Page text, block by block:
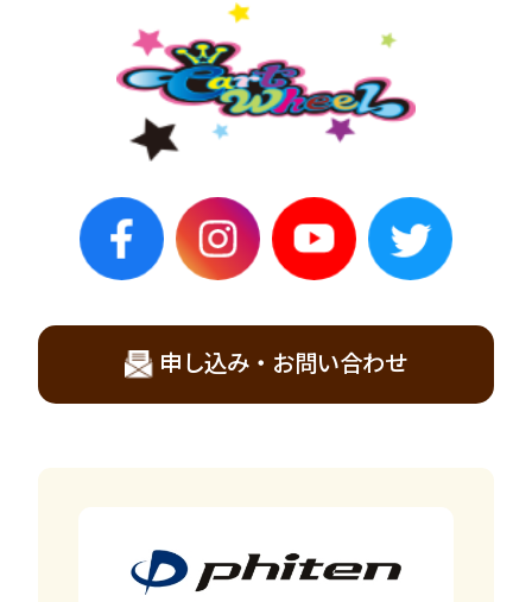
申し込み・お問い合わせ